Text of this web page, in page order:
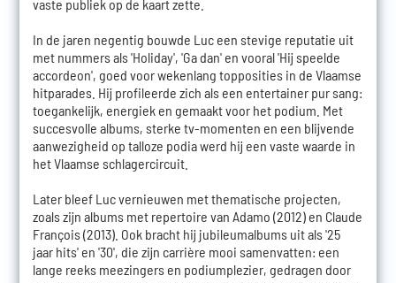
vaste publiek op de kaart zette.
In de jaren negentig bouwde Luc een stevige reputatie uit
met nummers als 'Holiday', 'Ga dan' en vooral 'Hij speelde
accordeon', goed voor wekenlang topposities in de Vlaamse
hitparades. Hij profileerde zich als een entertainer pur sang:
toegankelijk, energiek en gemaakt voor het podium. Met
succesvolle albums, sterke tv-momenten en een blijvende
aanwezigheid op talloze podia werd hij een vaste waarde in
het Vlaamse schlagercircuit.
Later bleef Luc vernieuwen met thematische projecten,
zoals zijn albums met repertoire van Adamo (2012) en Claude
François (2013). Ook bracht hij jubileumalbums uit als '25
jaar hits' en '30', die zijn carrière mooi samenvatten: een
lange reeks meezingers en podiumplezier, gedragen door